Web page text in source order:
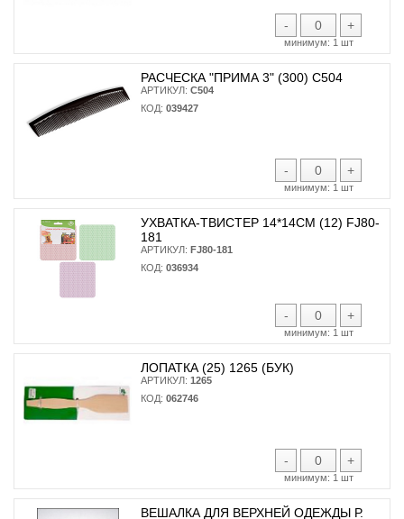
- +
минимум: 1 шт
РАСЧЕСКА "ПРИМА 3" (300) С504
АРТИКУЛ: С504
КОД: 039427
- +
минимум: 1 шт
УХВАТКА-ТВИСТЕР 14*14СМ (12) FJ80-
181
АРТИКУЛ: FJ80-181
КОД: 036934
- +
минимум: 1 шт
ЛОПАТКА (25) 1265 (БУК)
АРТИКУЛ: 1265
КОД: 062746
- +
минимум: 1 шт
ВЕШАЛКА ДЛЯ ВЕРХНЕЙ ОДЕЖДЫ Р.